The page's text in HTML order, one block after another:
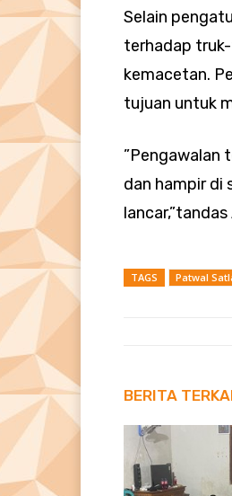
Selain
terhadap
kemacetan.
tujuan untuk
”Pengawalan
dan hampir di
TAGS Patwal
BERITA